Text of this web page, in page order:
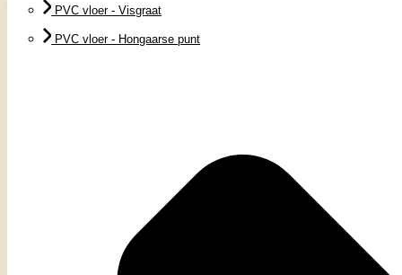
PVC vloer - Visgraat
PVC vloer - Hongaarse punt